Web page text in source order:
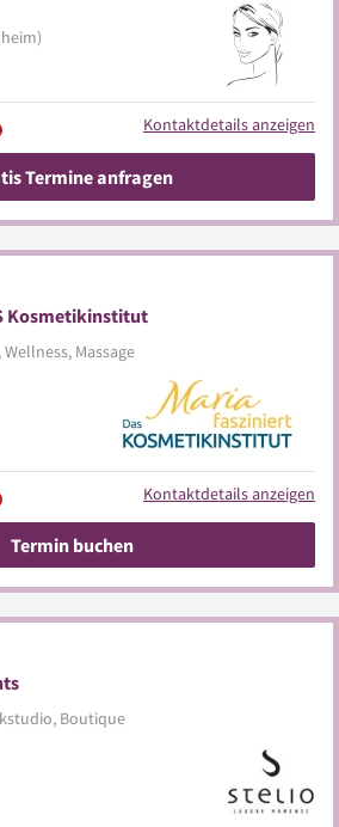
Kontaktdetails anzeigen
Termine anfragen
Kosmetikinstitut
Massage
Kontaktdetails anzeigen
Termin buchen
Boutique